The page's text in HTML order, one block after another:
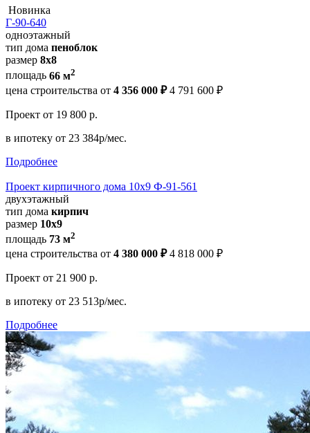
Новинка
Г-90-640
одноэтажный
тип дома пеноблок
размер 8x8
площадь 66 м2
цена строительства от 4 356 000 ₽ 4 791 600 ₽
Проект от 19 800 р.
в ипотеку от 23 384р/мес.
Подробнее
Проект кирпичного дома 10х9 Ф-91-561
двухэтажный
тип дома кирпич
размер 10х9
площадь 73 м2
цена строительства от 4 380 000 ₽ 4 818 000 ₽
Проект от 21 900 р.
в ипотеку от 23 513р/мес.
Подробнее